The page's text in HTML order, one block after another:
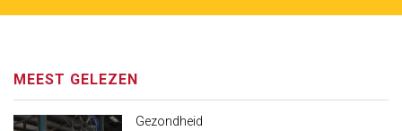
MEEST GELEZEN
Gezondheid